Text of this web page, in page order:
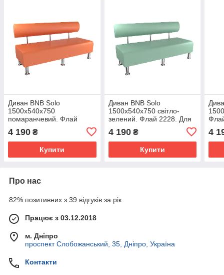
Диван BNB Solo
1500x540x750
помаранчевий. Флай
2218. Для школи, лікарні,
адміністратора,
очікування
4 190 ₴
Купити
Диван BNB Solo
1500x540x750 світло-
зелений. Флай 2228. Для
адміністратора,
очікування
4 190₴
Купити
4
Про нас
82% позитивних з 39 відгуків за рік
Працює з 03.12.2018
м. Дніпро
проспект Слобожанський, 35, Дніпро, Україна
Контакти